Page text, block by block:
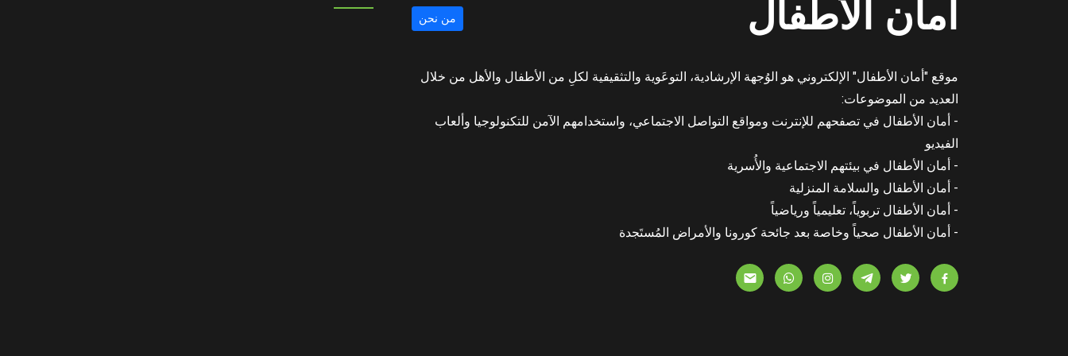
أمان الأطفال من نحن
موقع "أمان الأطفال" الإلكتروني هو الوُجهة الإرشادية، التوعَوية والتثقيفية لكلِ من الأطفال والأهل من خلال
العديد من الموضوعات:
- أمان الأطفال في تصفحهم للإنترنت ومواقع التواصل الاجتماعي، واستخدامهم الآمن للتكنولوجيا وألعاب
الفيديو
- أمان الأطفال في بيئتهم الاجتماعية والأُسرية
- أمان الأطفال والسلامة المنزلية
- أمان الأطفال تربوياً، تعليمياً ورياضياً
- أمان الأطفال صحياً وخاصة بعد جائحة كورونا والأمراض المُستَجدة